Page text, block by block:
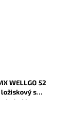
WELLGO 52
s
hroty